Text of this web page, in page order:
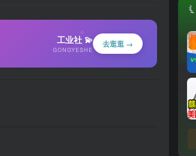
工业社 💫
GONGYESHE
去逛逛 →
✧